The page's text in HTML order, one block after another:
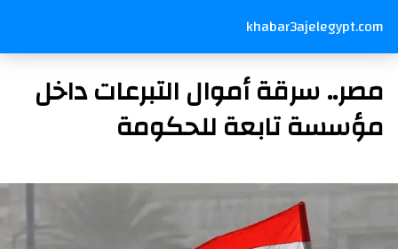
khabar3ajelegypt.com
مصر.. سرقة أموال التبرعات داخل
مؤسسة تابعة للحكومة